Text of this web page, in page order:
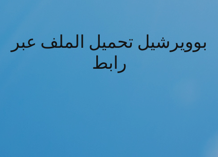
بوويرشيل تحميل الملف عبر
رابط